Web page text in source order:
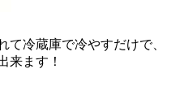
て冷蔵庫で冷やすだけで、
来ます！